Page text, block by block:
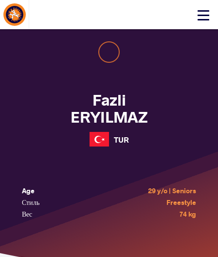
Click
About Events
Fazli
ERYILMAZ
TUR
Age
29 y/o | Seniors
Стиль
Freestyle
Вес
74 kg